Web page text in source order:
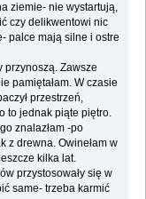
ziemie- nie wystartują,
czy delikwentowi nic
palce mają silne i ostre
przynoszą. Zawsze
pamiętałam. W czasie
przestrzeń,
to jednak piąte piętro.
znalazłam -po
z drewna. Owinełam w
kilka lat.
przystosowały się w
same- trzeba karmić